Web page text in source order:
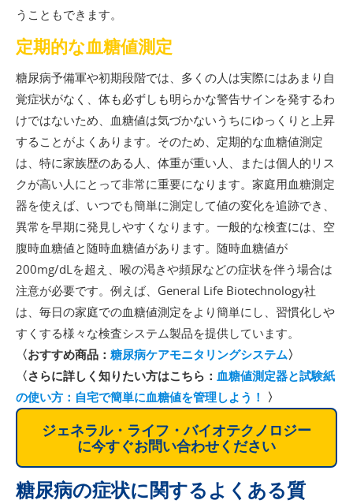
うこともできます。
定期的な血糖値測定
糖尿病予備軍や初期段階では、多くの人は実際にはあまり自
覚症状がなく、体も必ずしも明らかな警告サインを発するわ
けではないため、血糖値は気づかないうちにゆっくりと上昇
することがよくあります。そのため、定期的な血糖値測定
は、特に家族歴のある人、体重が重い人、または個人的リス
クが高い人にとって非常に重要になります。家庭用血糖測定
器を使えば、いつでも簡単に測定して値の変化を追跡でき、
異常を早期に発見しやすくなります。一般的な検査には、空
腹時血糖値と随時血糖値があります。随時血糖値が
200mg/dLを超え、喉の渇きや頻尿などの症状を伴う場合は
注意が必要です。例えば、General Life Biotechnology社
は、毎日の家庭での血糖値測定をより簡単にし、習慣化しや
すくする様々な検査システム製品を提供しています。
〈おすすめ商品： 糖尿病ケアモニタリングシステム〉
〈さらに詳しく知りたい方はこちら： 血糖値測定器と試験紙
の使い方：自宅で簡単に血糖値を管理しよう！ 〉
ジェネラル・ライフ・バイオテクノロジー
に今すぐお問い合わせください
糖尿病の症状に関するよくある質